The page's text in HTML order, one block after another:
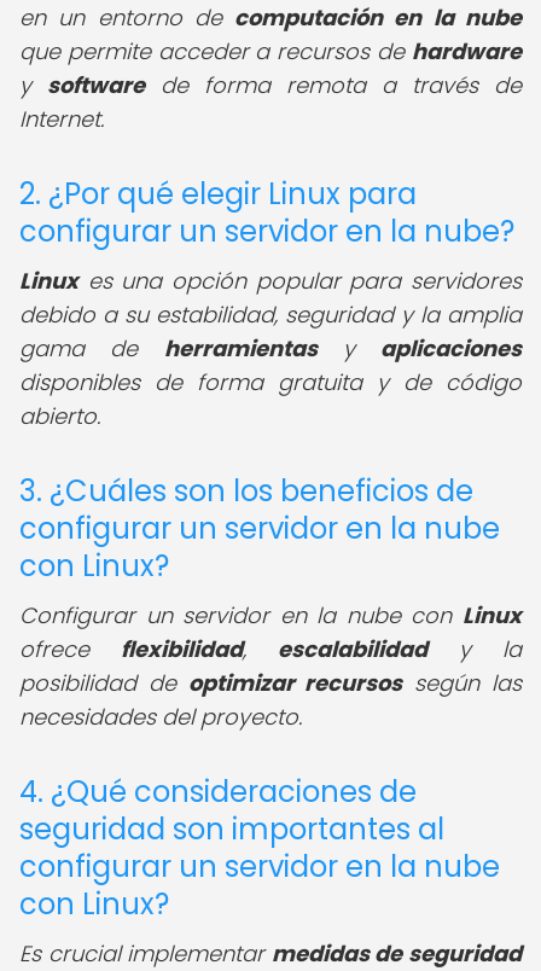
en un entorno de computación en la nube
que permite acceder a recursos de hardware
y softwarede forma remota a través de
Internet.
2. ¿Por qué elegir Linux para
configurar un servidor en la nube?
Linuxes una opción popular para servidores
debido a su estabilidad, seguridad y la amplia
gama de herramientasy aplicaciones
disponibles de forma gratuita y de código
abierto.
3. ¿Cuáles son los beneficios de
configurar un servidor en la nube
con Linux?
Configurar un servidor en la nube con Linux
ofrece flexibilidad, escalabilidady la
posibilidad de optimizar recursossegún las
necesidades del proyecto.
4. ¿Qué consideraciones de
seguridad son importantes al
configurar un servidor en la nube
con Linux?
Es crucial implementar medidas de seguridad